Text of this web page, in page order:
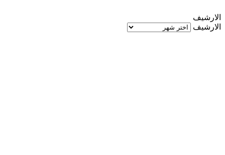
الارشيف
الارشيف